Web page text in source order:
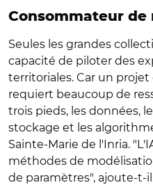
Consommateur de
Seules les grandes
capacité de piloter des
territoriales. Car un
requiert beaucoup de
trois pieds, les données,
stockage et les
Sainte-Marie de l'Inria.
méthodes de
de paramètres", ajoute-t-